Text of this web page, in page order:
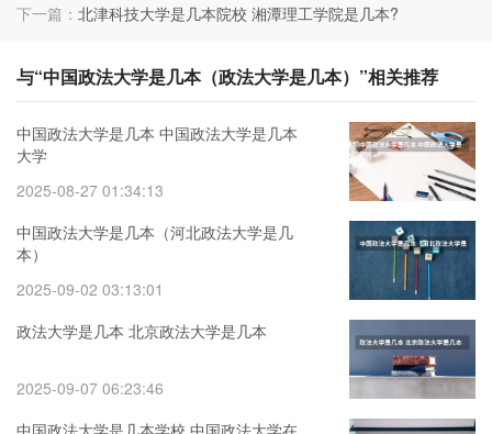
下一篇： 北津科技大学是几本院校 湘潭理工学院是几本?
与“中国政法大学是几本（政法大学是几本）”相关推荐
中国政法大学是几本 中国政法大学是几本
大学
2025-08-27 01:34:13
中国政法大学是几本（河北政法大学是几
本）
2025-09-02 03:13:01
政法大学是几本 北京政法大学是几本
2025-09-07 06:23:46
中国政法大学是几本学校 中国政法大学在